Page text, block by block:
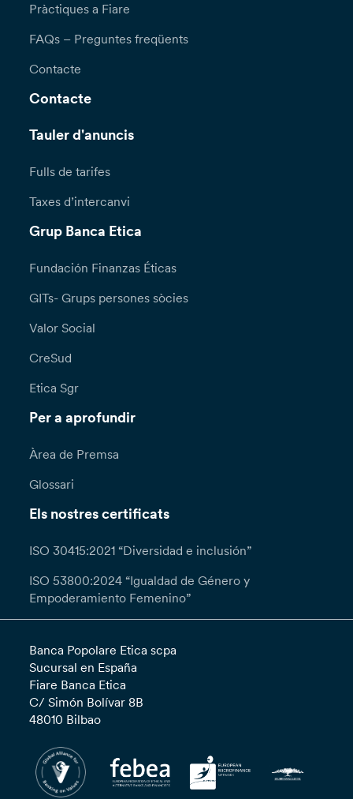
Pràctiques a Fiare
FAQs – Preguntes freqüents
Contacte
Contacte
Tauler d'anuncis
Fulls de tarifes
Taxes d’intercanvi
Grup Banca Etica
Fundación Finanzas Éticas
GITs- Grups persones sòcies
Valor Social
CreSud
Etica Sgr
Per a aprofundir
Àrea de Premsa
Glossari
Els nostres certificats
ISO 30415:2021 “Diversidad e inclusión”
ISO 53800:2024 “Igualdad de Género y
Empoderamiento Femenino”
Banca Popolare Etica scpa
Sucursal en España
Fiare Banca Etica
C/ Simón Bolívar 8B
48010 Bilbao